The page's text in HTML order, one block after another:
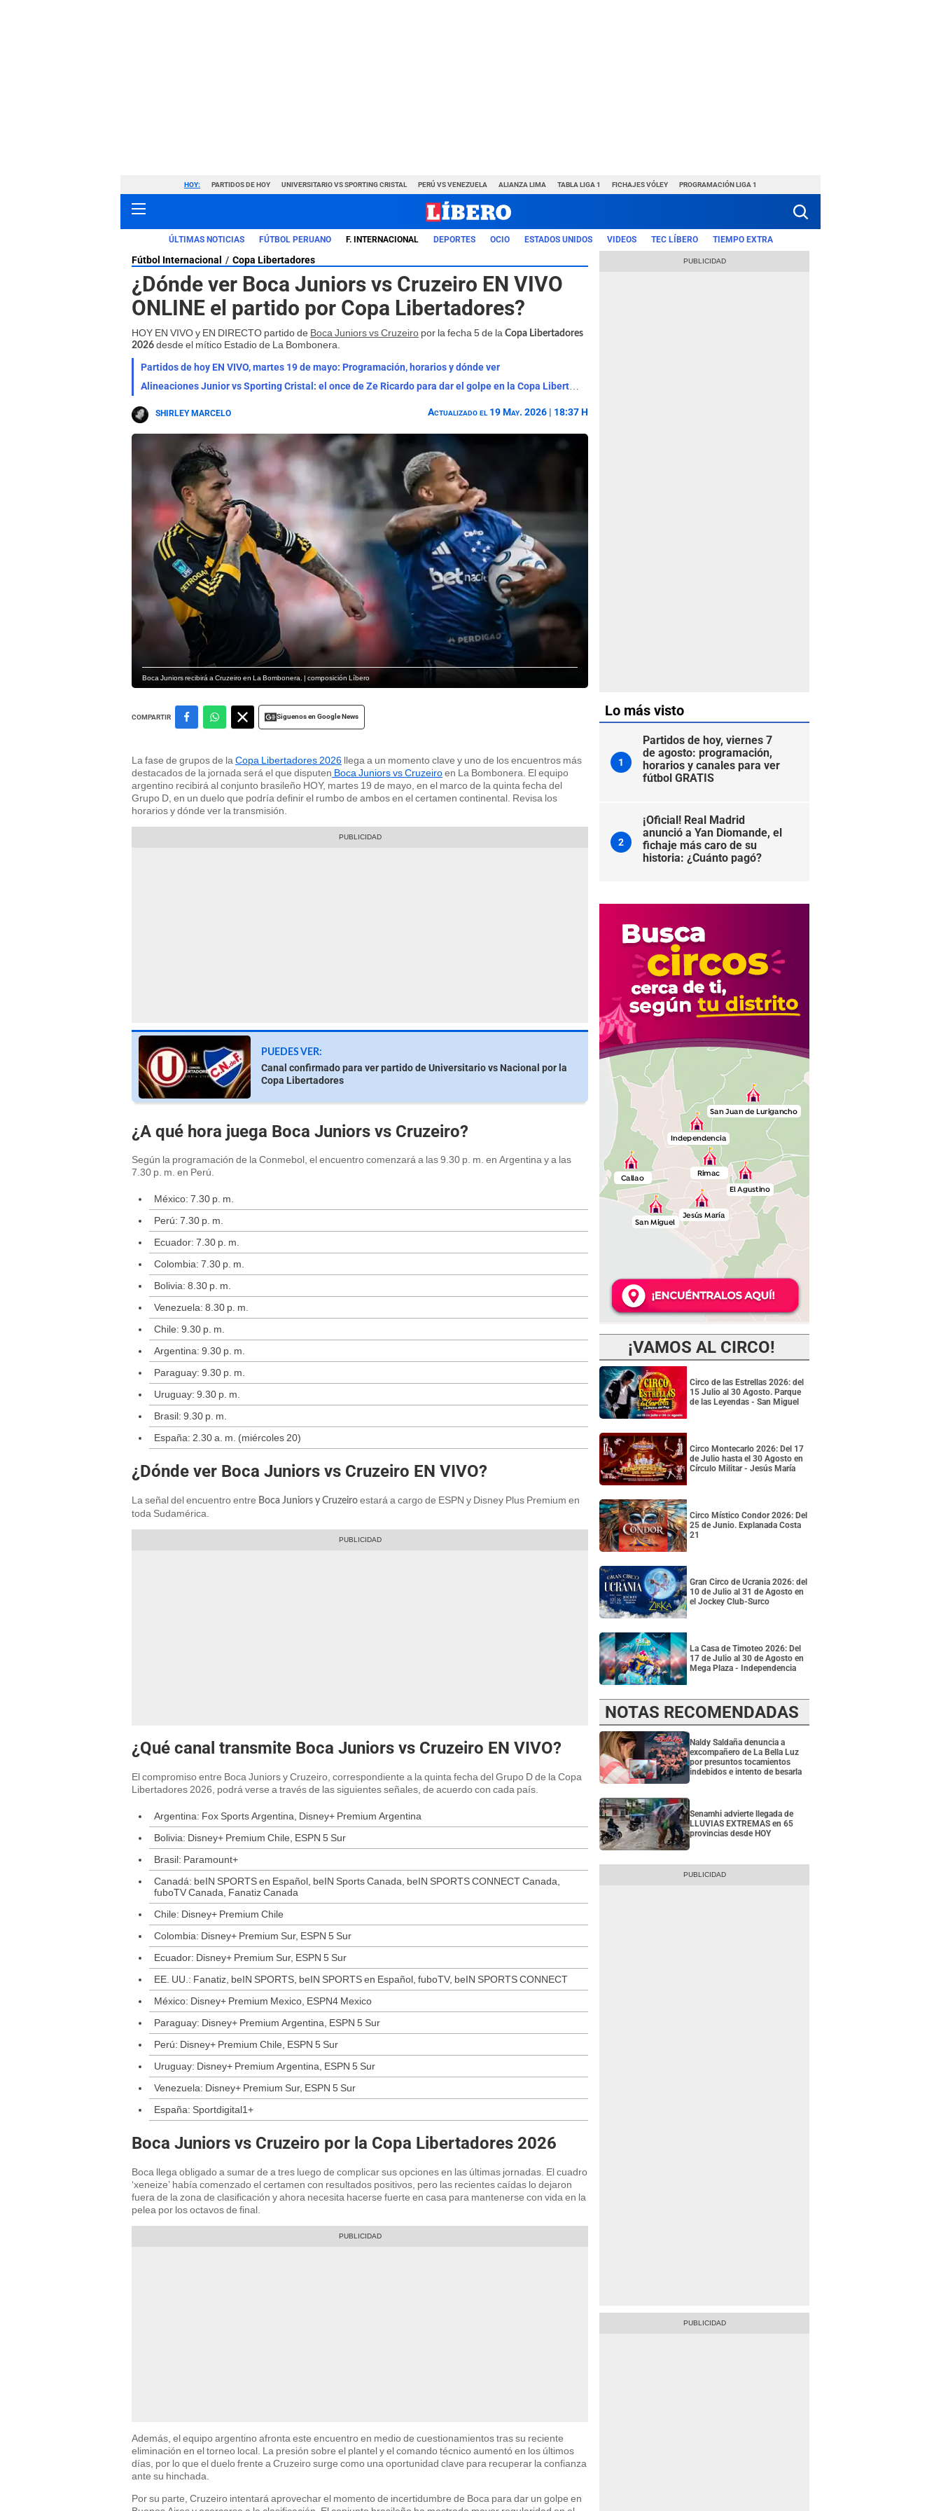
HOY: PARTIDOS DE HOY UNIVERSITARIO VS SPORTING CRISTAL PERÚ VS VENEZUELA ALIANZA LIMA TABLA LIGA 1 FICHAJES VÓLEY PROGRAMACIÓN LIGA 1
ÚLTIMAS NOTICIAS FÚTBOL PERUANO F. INTERNACIONAL DEPORTES OCIO ESTADOS UNIDOS VIDEOS TEC LÍBERO TIEMPO EXTRA
Fútbol Internacional Copa Libertadores
¿Dónde ver Boca Juniors vs Cruzeiro EN VIVO
ONLINE el partido por Copa Libertadores?
HOY EN VIVO y EN DIRECTO partido de Boca Juniors vs Cruzeiro por la fecha 5 de la Copa Libertadores
2026 desde el mítico Estadio de La Bombonera.
Partidos de hoy EN VIVO, martes 19 de mayo: Programación, horarios y dónde ver
Alineaciones Junior vs Sporting Cristal: el once de Ze Ricardo para dar el golpe en la Copa Libertadores 2026
SHIRLEY MARCELO Actualizado el 19 May. 2026 | 18:37 H
Boca Juniors recibirá a Cruzeiro en La Bombonera. | composición Líbero
COMPARTIR Siguenos en Google News
La fase de grupos de la Copa Libertadores 2026 llega a un momento clave y uno de los encuentros más
destacados de la jornada será el que disputen Boca Juniors vs Cruzeiroen La Bombonera. El equipo
argentino recibirá al conjunto brasileño HOY, martes 19 de mayo, en el marco de la quinta fecha del
Grupo D, en un duelo que podría definir el rumbo de ambos en el certamen continental. Revisa los
horarios y dónde ver la transmisión.
PUEDES VER:
Canal confirmado para ver partido de Universitario vs Nacional por la
Copa Libertadores
¿A qué hora juega Boca Juniors vs Cruzeiro?
Según la programación de la Conmebol, el encuentro comenzará a las 9.30 p. m. en Argentina y a las
7.30 p. m. en Perú.
México: 7.30 p. m.
Perú: 7.30 p. m.
Ecuador: 7.30 p. m.
Colombia: 7.30 p. m.
Bolivia: 8.30 p. m.
Venezuela: 8.30 p. m.
Chile: 9.30 p. m.
Argentina: 9.30 p. m.
Paraguay: 9.30 p. m.
Uruguay: 9.30 p. m.
Brasil: 9.30 p. m.
España: 2.30 a. m. (miércoles 20)
¿Dónde ver Boca Juniors vs Cruzeiro EN VIVO?
La señal del encuentro entre Boca Juniors y Cruzeiro estará a cargo de ESPN y Disney Plus Premium en
toda Sudamérica.
¿Qué canal transmite Boca Juniors vs Cruzeiro EN VIVO?
El compromiso entre Boca Juniors y Cruzeiro, correspondiente a la quinta fecha del Grupo D de la Copa
Libertadores 2026, podrá verse a través de las siguientes señales, de acuerdo con cada país.
Argentina: Fox Sports Argentina, Disney+ Premium Argentina
Bolivia: Disney+ Premium Chile, ESPN 5 Sur
Brasil: Paramount+
Canadá: beIN SPORTS en Español, beIN Sports Canada, beIN SPORTS CONNECT Canada,
fuboTV Canada, Fanatiz Canada
Chile: Disney+ Premium Chile
Colombia: Disney+ Premium Sur, ESPN 5 Sur
Ecuador: Disney+ Premium Sur, ESPN 5 Sur
EE. UU.: Fanatiz, beIN SPORTS, beIN SPORTS en Español, fuboTV, beIN SPORTS CONNECT
México: Disney+ Premium Mexico, ESPN4 Mexico
Paraguay: Disney+ Premium Argentina, ESPN 5 Sur
Perú: Disney+ Premium Chile, ESPN 5 Sur
Uruguay: Disney+ Premium Argentina, ESPN 5 Sur
Venezuela: Disney+ Premium Sur, ESPN 5 Sur
España: Sportdigital1+
Boca Juniors vs Cruzeiro por la Copa Libertadores 2026
Boca llega obligado a sumar de a tres luego de complicar sus opciones en las últimas jornadas. El cuadro
‘xeneize’ había comenzado el certamen con resultados positivos, pero las recientes caídas lo dejaron
fuera de la zona de clasificación y ahora necesita hacerse fuerte en casa para mantenerse con vida en la
pelea por los octavos de final.
Además, el equipo argentino afronta este encuentro en medio de cuestionamientos tras su reciente
eliminación en el torneo local. La presión sobre el plantel y el comando técnico aumentó en los últimos
días, por lo que el duelo frente a Cruzeiro surge como una oportunidad clave para recuperar la confianza
ante su hinchada.
Por su parte, Cruzeiro intentará aprovechar el momento de incertidumbre de Boca para dar un golpe en
Lo más visto
1
Partidos de hoy, viernes 7
de agosto: programación,
horarios y canales para ver
fútbol GRATIS
2
¡Oficial! Real Madrid
anunció a Yan Diomande, el
fichaje más caro de su
historia: ¿Cuánto pagó?
¡VAMOS AL CIRCO!
Circo de las Estrellas 2026: del
15 Julio al 30 Agosto. Parque
de las Leyendas - San Miguel
Circo Montecarlo 2026: Del 17
de Julio hasta el 30 Agosto en
Círculo Militar - Jesús María
Circo Místico Condor 2026: Del
25 de Junio. Explanada Costa
21
Gran Circo de Ucrania 2026: del
10 de Julio al 31 de Agosto en
el Jockey Club-Surco
La Casa de Timoteo 2026: Del
17 de Julio al 30 de Agosto en
Mega Plaza - Independencia
NOTAS RECOMENDADAS
Naldy Saldaña denuncia a
excompañero de La Bella Luz
por presuntos tocamientos
indebidos e intento de besarla
Senamhi advierte llegada de
LLUVIAS EXTREMAS en 65
provincias desde HOY